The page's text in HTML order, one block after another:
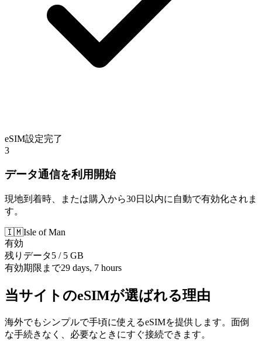
eSIM設定完了
3
データ通信を利用開始
現地到着時、または購入から30日以内に自動で有効化されま
す。
🇮🇲Isle of Man
有効
残りデータ5 / 5 GB
有効期限まで29 days, 7 hours
当サイトのeSIMが選ばれる理由
海外でもシンプルで手頃に使えるeSIMを提供します。面倒
な手続きなく、必要なときにすぐ接続できます。